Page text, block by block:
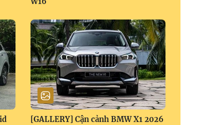
[GALLERY] Cận cảnh BMW X1 2026